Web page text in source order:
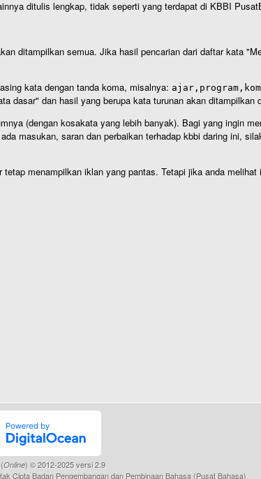
ditulis lengkap, tidak seperti yang terdapat di KBBI
ditampilkan semua. Jika hasil pencarian dari daftar kata
kata dengan tanda koma, misalnya:
dasar" dan hasil yang berupa kata turunan akan ditampilkan
(dengan kosakata yang lebih banyak). Bagi yang ingin
masukan, saran dan perbaikan terhadap kbbi daring ini,
menampilkan iklan yang pantas. Tetapi jika anda
Online) © 2012-2025 versi 2.9
Cipta Badan Pengembangan dan Pembinaan Bahasa (Pusat Bahasa)